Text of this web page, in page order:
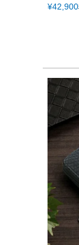
¥42,900